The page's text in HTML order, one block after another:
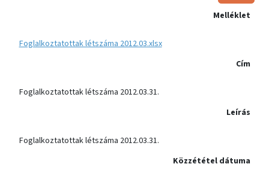
Melléklet
Foglalkoztatottak létszáma 2012.03.xlsx
Cím
Foglalkoztatottak létszáma 2012.03.31.
Leírás
Foglalkoztatottak létszáma 2012.03.31.
Közzététel dátuma